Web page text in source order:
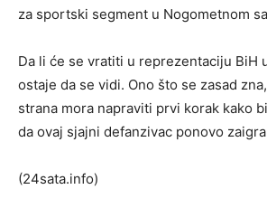
za sportski segment u Nogometnom
Da li će se vratiti u reprezentaciju BiH
ostaje da se vidi. Ono što se zasad
strana mora napraviti prvi korak kako
da ovaj sjajni defanzivac ponovo
(24sata.info)